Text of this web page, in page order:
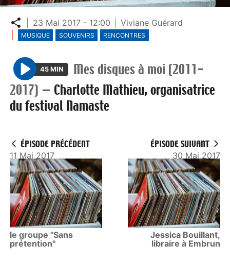
Partager
23 Mai 2017 - 12:00 Viviane Guérard
MUSIQUE SOUVENIRS RENCONTRES
P
l
a
45 MIN
Mes disques à moi (2011-
2017) —Charlotte Mathieu, organisatrice
du festival Namaste
ÉPISODE PRÉCÉDENT
11 Mai 2017
le groupe "Sans
prétention"
ÉPISODE SUIVANT
30 Mai 2017
Jessica Bouillant,
libraire à Embrun